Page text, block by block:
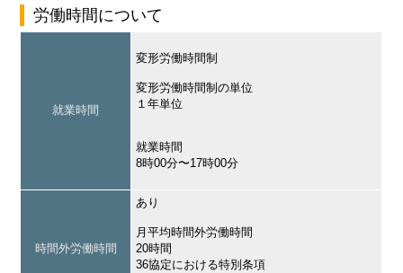
労働時間について
就業時間
変形労働時間制
変形労働時間制の単位
１年単位
就業時間
8時00分〜17時00分
時間外労働時間
あり
月平均時間外労働時間
20時間
36協定における特別条項